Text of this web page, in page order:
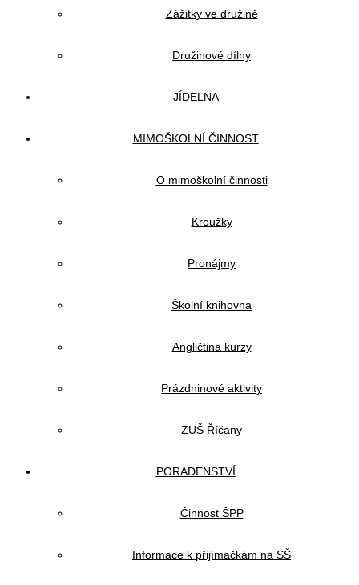
Zážitky ve družině
Družinové dílny
JÍDELNA
MIMOŠKOLNÍ ČINNOST
O mimoškolní činnosti
Kroužky
Pronájmy
Školní knihovna
Angličtina kurzy
Prázdninové aktivity
ZUŠ Říčany
PORADENSTVÍ
Činnost ŠPP
Informace k přijímačkám na SŠ